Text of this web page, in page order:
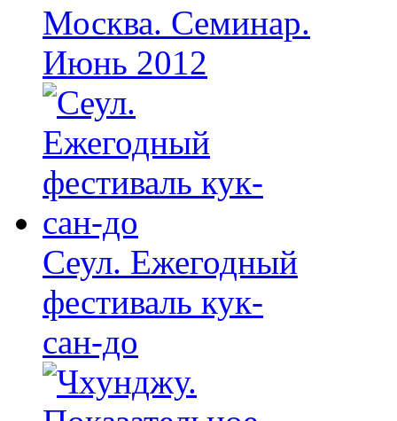
Москва. Семинар.
Июнь 2012
Сеул. Ежегодный
фестиваль кук-
сан-до